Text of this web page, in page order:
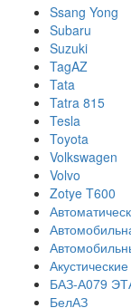
Ssang Yong
Subaru
Suzuki
TagAZ
Tata
Tatra 815
Tesla
Toyota
Volkswagen
Volvo
Zotye T600
БАЗ-А079
БелАЗ